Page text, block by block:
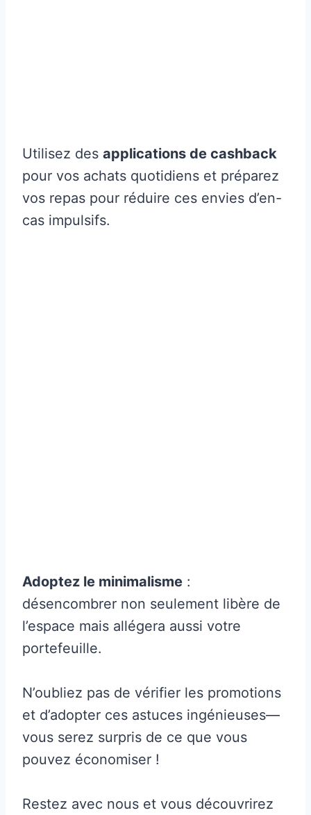
Utilisez des applications de cashback
pour vos achats quotidiens et préparez
vos repas pour réduire ces envies d’en-
cas impulsifs.
Adoptez le minimalisme :
désencombrer non seulement libère de
l’espace mais allégera aussi votre
portefeuille.
N’oubliez pas de vérifier les promotions
et d’adopter ces astuces ingénieuses—
vous serez surpris de ce que vous
pouvez économiser !
Restez avec nous et vous découvrirez